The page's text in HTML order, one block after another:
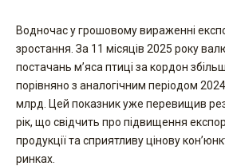
Водночас у грошовому вираженні
зростання. За 11 місяців 2025 року
постачань м’яса птиці за кордон
порівняно з аналогічним періодом
млрд. Цей показник уже перевищив
рік, що свідчить про підвищення
продукції та сприятливу цінову
ринках.